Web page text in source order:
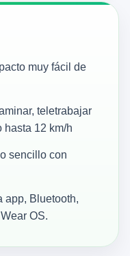
muy fácil de
teletrabajar
hasta 12 km/h
sencillo con
app, Bluetooth,
OS.